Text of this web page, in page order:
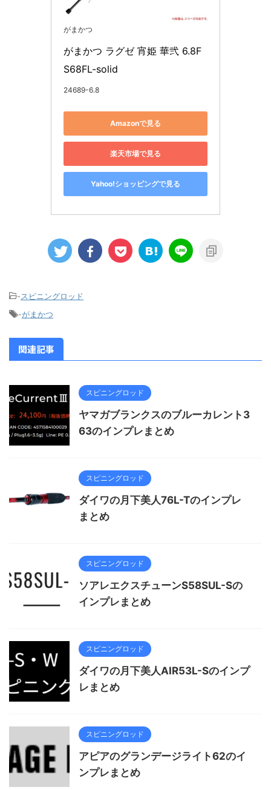
がまかつ
がまかつ ラグゼ 宵姫 華弐 6.8F
S68FL-solid
24689-6.8
Amazonで見る
楽天市場で見る
Yahoo!ショッピングで見る
-スピニングロッド
-がまかつ
関連記事
スピニングロッド
ヤマガブランクスのブルーカレント3
63のインプレまとめ
スピニングロッド
ダイワの月下美人76L-Tのインプレ
まとめ
スピニングロッド
ソアレエクスチューンS58SUL-Sの
インプレまとめ
スピニングロッド
ダイワの月下美人AIR53L-Sのインプ
レまとめ
スピニングロッド
アピアのグランデージライト62のイ
ンプレまとめ